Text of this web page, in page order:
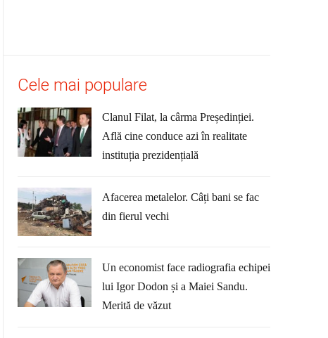
Cele mai populare
Clanul Filat, la cârma Președinției.
Află cine conduce azi în realitate
instituția prezidențială
Afacerea metalelor. Câți bani se fac
din fierul vechi
Un economist face radiografia echipei
lui Igor Dodon și a Maiei Sandu.
Merită de văzut